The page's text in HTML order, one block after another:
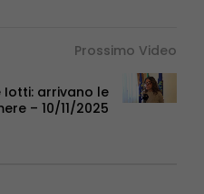
Prossimo Video
Iotti: arrivano le
– 10/11/2025